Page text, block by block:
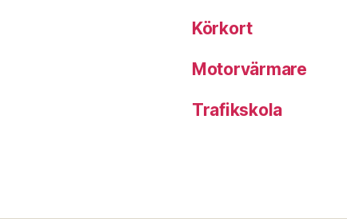
Körkort
Motorvärmare
Trafikskola